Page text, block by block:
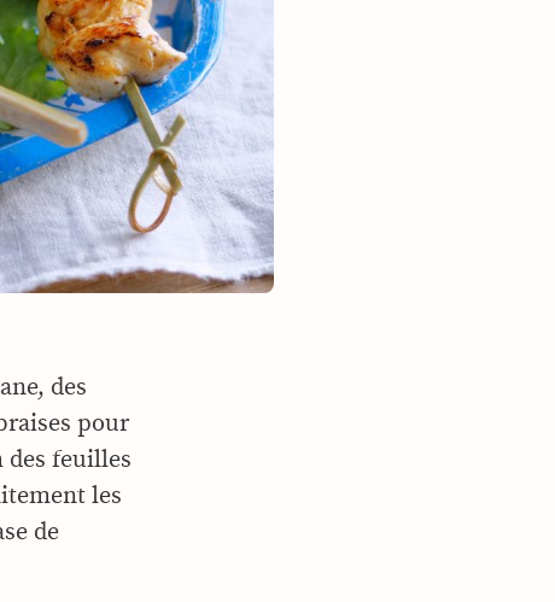
des
pour
des feuilles
les
de